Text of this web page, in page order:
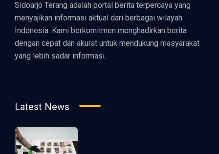
Sidoarjo Terang adalah portal berita terpercaya yang
menyajikan informasi aktual dari berbagai wilayah
Indonesia. Kami berkomitmen menghadirkan berita
dengan cepat dan akurat untuk mendukung masyarakat
yang lebih sadar informasi.
Latest News